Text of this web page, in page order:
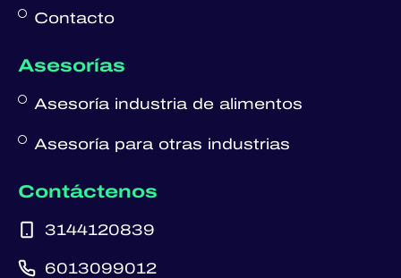
Contacto
Asesorías
Asesoría industria de alimentos
Asesoría para otras industrias
Contáctenos
3144120839
6013099012